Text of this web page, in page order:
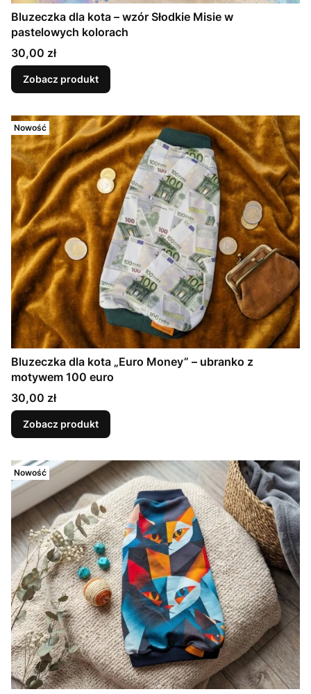
Bluzeczka dla kota – wzór Słodkie Misie w
pastelowych kolorach
Cena
30,00 zł
Zobacz produkt
Nowość
Bluzeczka dla kota „Euro Money” – ubranko z
motywem 100 euro
Cena
30,00 zł
Zobacz produkt
Nowość